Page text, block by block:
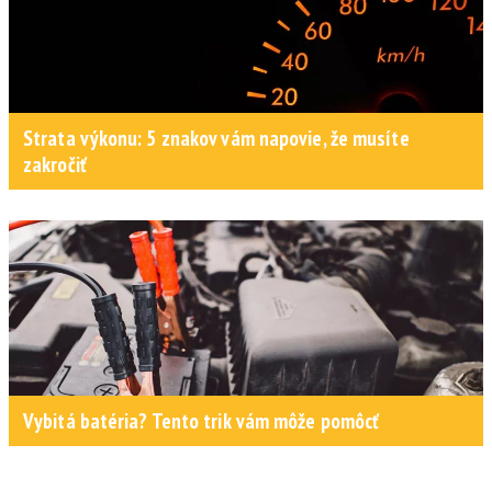
Strata výkonu: 5 znakov vám napovie, že musíte
zakročiť
Vybitá batéria? Tento trik vám môže pomôcť